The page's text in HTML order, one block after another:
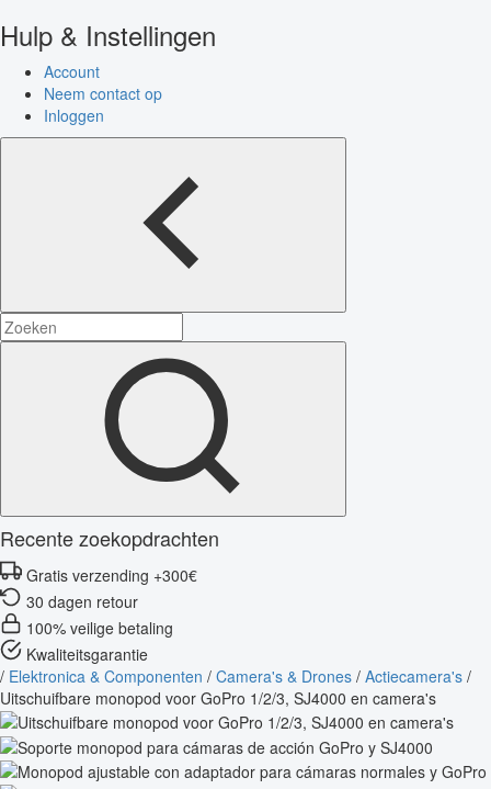
Hulp & Instellingen
Account
Neem contact op
Inloggen
Recente zoekopdrachten
Gratis verzending +300€
30 dagen retour
100% veilige betaling
Kwaliteitsgarantie
/ Elektronica & Componenten / Camera's & Drones / Actiecamera's /
Uitschuifbare monopod voor GoPro 1/2/3, SJ4000 en camera's